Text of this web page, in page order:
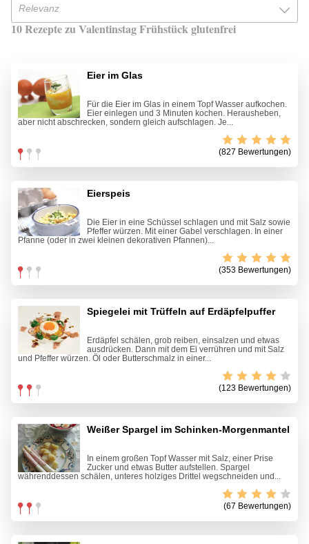
Relevanz
10 Rezepte zu Valentinstag Frühstück glutenfrei
Eier im Glas
Für die Eier im Glas in einem Topf Wasser aufkochen.
Eier einlegen und 3 Minuten kochen. Herausheben,
aber nicht abschrecken, sondern gleich aufschlagen. Je...
(827 Bewertungen)
Eierspeis
Die Eier in eine Schüssel schlagen und mit Salz sowie
Pfeffer würzen. Mit einer Gabel verschlagen. In einer
Pfanne (oder in zwei kleinen dekorativen Pfannen)...
(353 Bewertungen)
Spiegelei mit Trüffeln auf Erdäpfelpuffer
Erdäpfel schälen, grob reiben, einsalzen und etwas
ausdrücken. Dann mit dem Ei verrühren und mit Salz
und Pfeffer würzen. Öl oder Butterschmalz in einer...
(123 Bewertungen)
Weißer Spargel im Schinken-Morgenmantel
In einem großen Topf Wasser mit Salz, einer Prise
Zucker und etwas Butter aufstellen. Spargel
währenddessen schälen, unteres holziges Drittel wegschneiden und...
(67 Bewertungen)